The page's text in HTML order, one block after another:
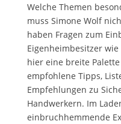
Welche Themen
muss Simone Wolf
haben Fragen zum
Eigenheimbesitzer
hier eine breite
empfohlene Tipps,
Empfehlungen zu
Handwerkern. Im
einbruchhemmende